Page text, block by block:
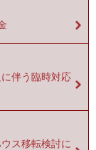
伴う臨時対応
ス移転検討に